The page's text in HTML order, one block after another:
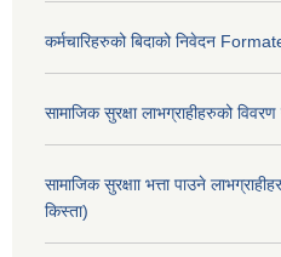
कर्मचारिहरुको बिदाको निवेदन
सामाजिक सुरक्षा लाभग्राहीहरुको
सामाजिक सुरक्षाा भत्ता पाउने
किस्ता)